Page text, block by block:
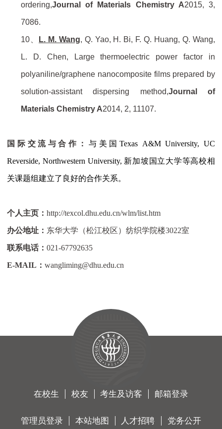
ordering,Journal of Materials Chemistry A2015, 3,
7086.
10、 L. M. Wang, Q. Yao, H. Bi, F. Q. Huang, Q. Wang,
L. D. Chen, Large thermoelectric power factor in
polyaniline/graphene nanocomposite films prepared by
solution-assistant dispersing method,Journal of
Materials Chemistry A2014,2, 11107.
国际交流与合作：与美国 Texas A&M University, UC
Reverside, Northwestern University, 新加坡国立大学等高校相
关课题组建立了良好的合作关系。
个人主页：http://texcol.dhu.edu.cn/wlm/list.htm
办公地址： 东华大学（松江校区）纺织学院楼3022室
联系电话：021-67792635
E-MAIL ：wangliming@dhu.edu.cn
在校生 校友 考生及访客 邮箱登录
管理员登录 本站地图 人才招聘 党务公开